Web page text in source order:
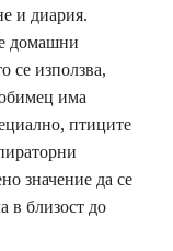
и диария.
домашни
се използва,
има
птиците
значение да се
в близост до